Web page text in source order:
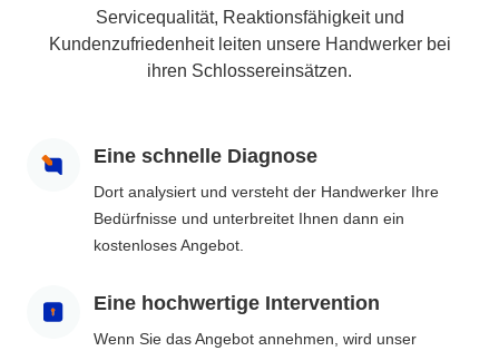
Servicequalität, Reaktionsfähigkeit und
Kundenzufriedenheit leiten unsere Handwerker bei
ihren Schlossereinsätzen.
Eine schnelle Diagnose
Dort analysiert und versteht der Handwerker Ihre
Bedürfnisse und unterbreitet Ihnen dann ein
kostenloses Angebot.
Eine hochwertige Intervention
Wenn Sie das Angebot annehmen, wird unser